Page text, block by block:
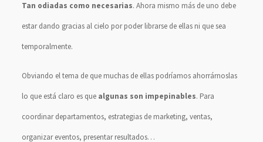
Tan odiadas como necesarias. Ahora mismo más de uno debe
estar dando gracias al cielo por poder librarse de ellas ni que sea
temporalmente.
Obviando el tema de que muchas de ellas podríamos ahorrárnoslas
lo que está claro es que algunas son impepinables. Para
coordinar departamentos, estrategias de marketing, ventas,
organizar eventos, presentar resultados…